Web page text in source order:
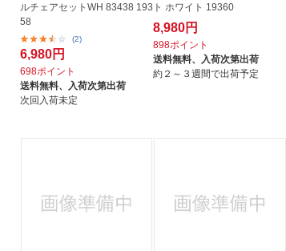
ルチェアセットWH 83438 193
58
(2)
6,980円
698ポイント
送料無料、 入荷次第出荷
次回入荷未定
ト ホワイト 19360
8,980円
898ポイント
送料無料、 入荷次第出荷
約２～３週間で出荷予定